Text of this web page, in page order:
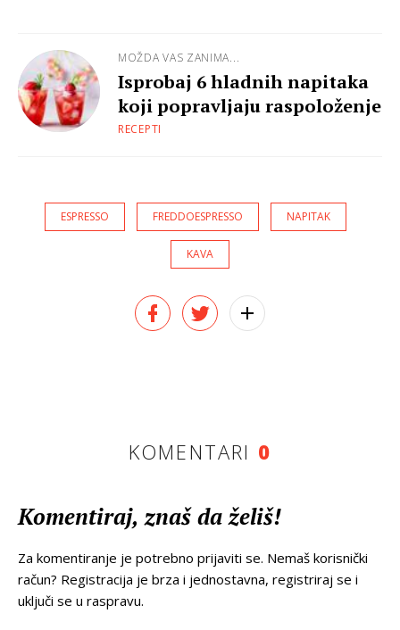
MOŽDA VAS ZANIMA...
Isprobaj 6 hladnih napitaka
koji popravljaju raspoloženje
RECEPTI
ESPRESSO FREDDOESPRESSO NAPITAK
KAVA
KOMENTARI 0
Komentiraj, znaš da želiš!
Za komentiranje je potrebno prijaviti se. Nemaš korisnički
račun? Registracija je brza i jednostavna, registriraj se i
uključi se u raspravu.